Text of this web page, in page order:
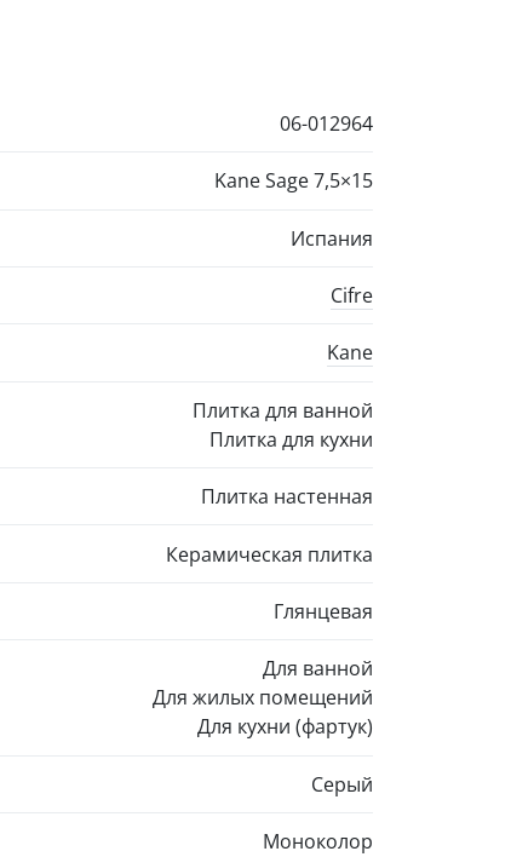
06-012964
Kane Sage7,5×15
Испания
Cifre
Kane
Плитка для ванной
Плитка для кухни
Плитка настенная
Керамическая плитка
Глянцевая
Для ванной
Для жилых помещений
Для кухни (фартук)
Серый
Моноколор